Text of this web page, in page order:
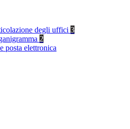
degli uffici 3
2
posta elettronica